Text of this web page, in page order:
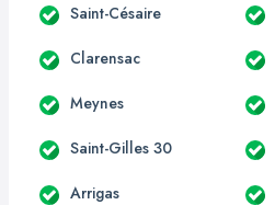
Saint-Césaire
Clarensac
Meynes
Saint-Gilles 30
Arrigas